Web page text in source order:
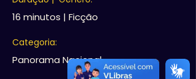
16 minutos | Ficção
Categoria:
Panorama Nacional